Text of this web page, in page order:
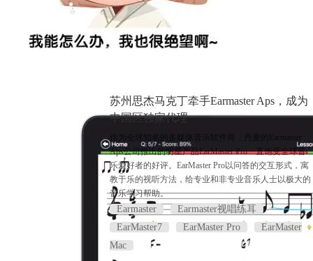
苏州思杰马克丁牵手Earmaster Aps，成为
中国区独家代理
作为全球知名的多媒体音乐软件商，丹麦的Earmaster
Aps公司推出的明星产品EarMaster Pro一直饱受全球音
乐爱好者的好评。EarMaster Pro以问答的交互形式，寓
教于乐的视听方法，给专业和非专业音乐人士以极大的
音乐学习帮助。
Earmaster
Earmaster视唱练耳
EarMaster7
EarMaster Pro
EarMaster
Mac